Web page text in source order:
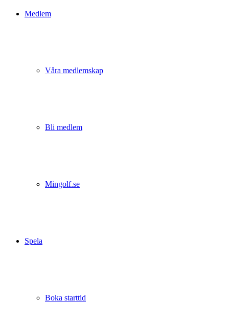
Medlem
Våra medlemskap
Bli medlem
Mingolf.se
Spela
Boka starttid